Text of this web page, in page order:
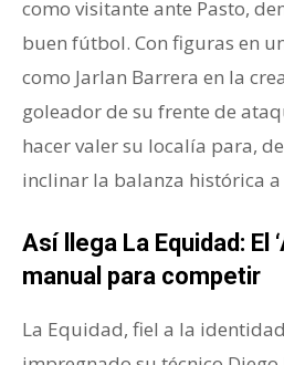
como visitante ante Pasto,
buen fútbol. Con figuras en
como Jarlan Barrera en la
goleador de su frente de
hacer valer su localía para,
inclinar la balanza histórica a
Así llega La Equidad: El
manual para competir
La Equidad, fiel a la